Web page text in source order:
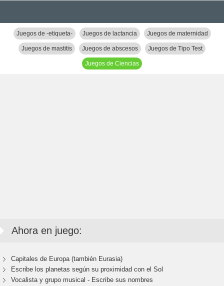
Juegos de -etiqueta- Juegos de lactancia Juegos de maternidad
Juegos de mastitis Juegos de abscesos Juegos de Tipo Test
Juegos de Ciencias
Ahora en juego:
Capitales de Europa (también Eurasia)
Escribe los planetas según su proximidad con el Sol
Vocalista y grupo musical - Escribe sus nombres